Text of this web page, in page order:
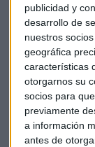
publicidad y
desarrollo de
nuestros
geográfica
características
otorgarnos su
socios para
previamente
a información
antes de
ENTREVISTA
Bankinter
tecnología y
Lucía Martín